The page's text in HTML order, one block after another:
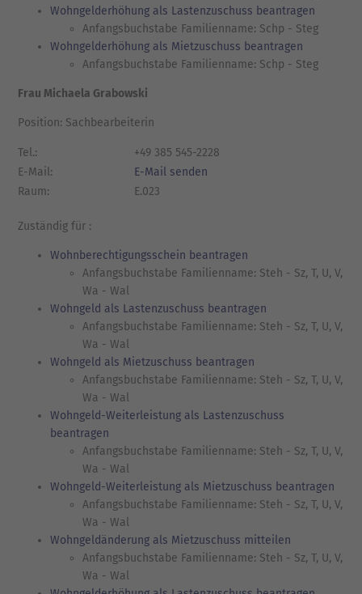
Wohngelderhöhung als Lastenzuschuss beantragen
Anfangsbuchstabe Familienname: Schp - Steg
Wohngelderhöhung als Mietzuschuss beantragen
Anfangsbuchstabe Familienname: Schp - Steg
Frau Michaela Grabowski
Position: Sachbearbeiterin
Tel.:
+49 385 545-2228
E-Mail:
E-Mail senden
Raum:
E.023
Zuständig für :
Wohnberechtigungsschein beantragen
Anfangsbuchstabe Familienname: Steh - Sz, T, U, V,
Wa - Wal
Wohngeld als Lastenzuschuss beantragen
Anfangsbuchstabe Familienname: Steh - Sz, T, U, V,
Wa - Wal
Wohngeld als Mietzuschuss beantragen
Anfangsbuchstabe Familienname: Steh - Sz, T, U, V,
Wa - Wal
Wohngeld-Weiterleistung als Lastenzuschuss
beantragen
Anfangsbuchstabe Familienname: Steh - Sz, T, U, V,
Wa - Wal
Wohngeld-Weiterleistung als Mietzuschuss beantragen
Anfangsbuchstabe Familienname: Steh - Sz, T, U, V,
Wa - Wal
Wohngeldänderung als Mietzuschuss mitteilen
Anfangsbuchstabe Familienname: Steh - Sz, T, U, V,
Wa - Wal